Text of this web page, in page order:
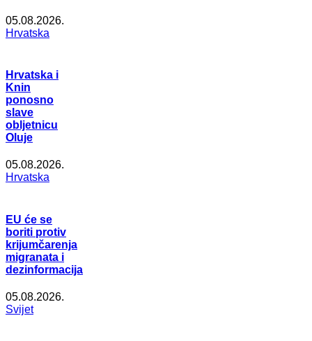
05.08.2026.
Hrvatska
Hrvatska i
Knin
ponosno
slave
obljetnicu
Oluje
05.08.2026.
Hrvatska
EU će se
boriti protiv
krijumčarenja
migranata i
dezinformacija
05.08.2026.
Svijet